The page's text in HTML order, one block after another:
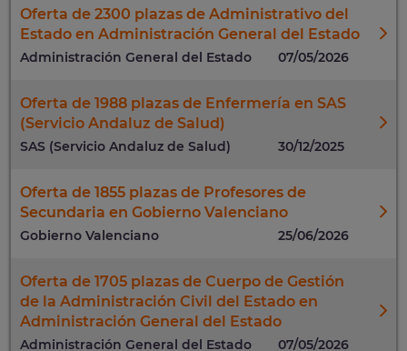
Oferta de 2300 plazas de Administrativo del
Estado en Administración General del Estado
Administración General del Estado 07/05/2026
Oferta de 1988 plazas de Enfermería en SAS
(Servicio Andaluz de Salud)
SAS (Servicio Andaluz de Salud) 30/12/2025
Oferta de 1855 plazas de Profesores de
Secundaria en Gobierno Valenciano
Gobierno Valenciano 25/06/2026
Oferta de 1705 plazas de Cuerpo de Gestión
de la Administración Civil del Estado en
Administración General del Estado
Administración General del Estado 07/05/2026